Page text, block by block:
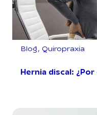
Blog, Quiropraxia
Hernia discal: